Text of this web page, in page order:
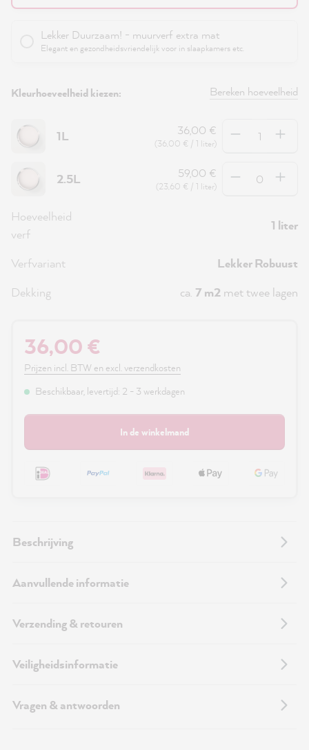
Lekker Duurzaam! - muurverf extra mat
Elegant en gezondheidsvriendelijk voor in slaapkamers etc.
Kleurhoeveelheid kiezen: Bereken hoeveelheid
1L 36,00 €
(36,00 € / 1 liter)
Hoeveelheid
2.5L 59,00 €
(23,60 € / 1 liter)
Hoeveelheid
Hoeveelheid
verf
1 liter
Verfvariant
Lekker Robuust
Dekking
ca. 7 m2 met twee lagen
36,00 €
Prijzen incl. BTW en excl. verzendkosten
Beschikbaar, levertijd: 2 - 3 werkdagen
In de winkelmand
Beschrijving
Aanvullende informatie
Verzending & retouren
Veiligheidsinformatie
Vragen & antwoorden